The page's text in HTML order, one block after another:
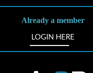
Already a member
LOGIN HERE